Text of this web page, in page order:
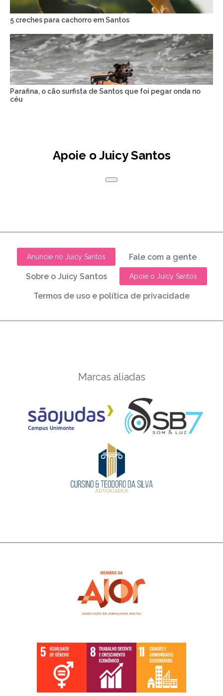
5 creches para cachorro em Santos
Parafina, o cão surfista de Santos que foi pegar onda no
céu
Apoie o Juicy Santos
Anuncie no Juicy Santos Fale com a gente
Sobre o Juicy Santos Apoie o Juicy Santos
Termos de uso e política de privacidade
Marcas aliadas